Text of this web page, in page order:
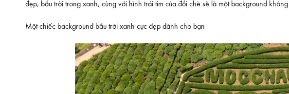
đẹp, bầu trời trong xanh, cùng với hình trái tim của đồi chè sẽ là một background
Một chiếc background bầu trời xanh cực đẹp dành cho bạn